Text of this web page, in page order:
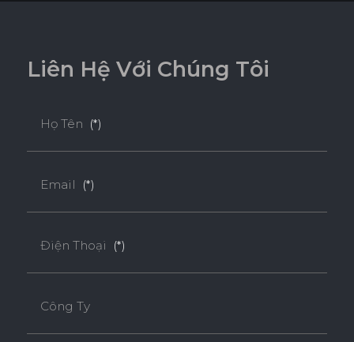
55 o o
nhau.
Liên Hệ Với Chúng Tôi
Họ Tên (*)
Email (*)
Điện Thoại (*)
Công Ty